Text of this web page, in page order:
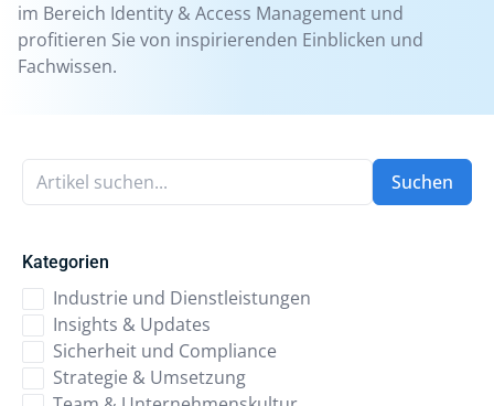
im Bereich Identity & Access Management und
profitieren Sie von inspirierenden Einblicken und
Fachwissen.
Artikel suchen... Suchen
Kategorien
Industrie und Dienstleistungen
Insights & Updates
Sicherheit und Compliance
Strategie & Umsetzung